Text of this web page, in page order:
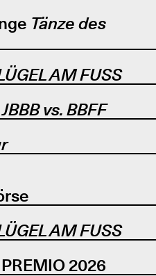
Tänze des
AM FUSS
JBBB vs. BBFF
AM FUSS
2026